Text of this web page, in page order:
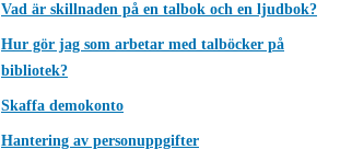
Vad är skillnaden på en talbok och en ljudbok?
Hur gör jag som arbetar med talböcker på
bibliotek?
Skaffa demokonto
Hantering av personuppgifter